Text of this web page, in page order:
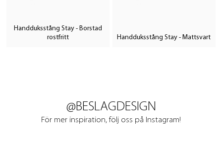
Handduksstång Stay - Borstad
rostfritt
Handduksstång Stay - Mattsvart
@BESLAGDESIGN
För mer inspiration, följ oss på Instagram!